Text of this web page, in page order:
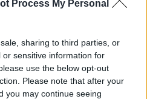
Process My Personal
sharing to third parties, or
sensitive information for
use the below opt-out
Please note that after your
you may continue seeing